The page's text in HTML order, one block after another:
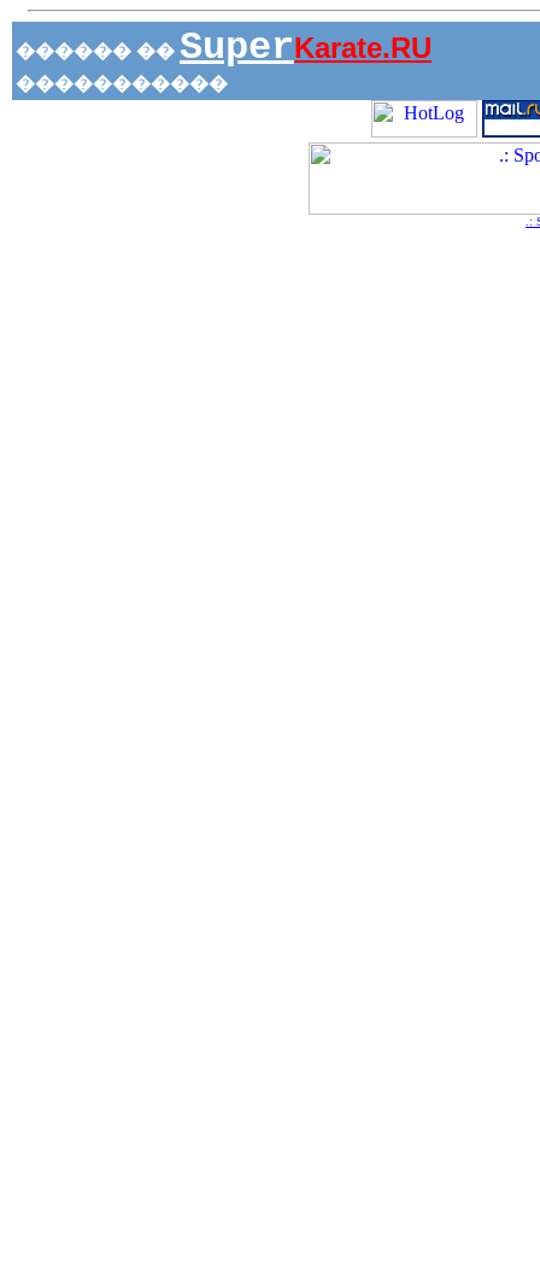
������ �� SuperKarate.RU
�����������
.: